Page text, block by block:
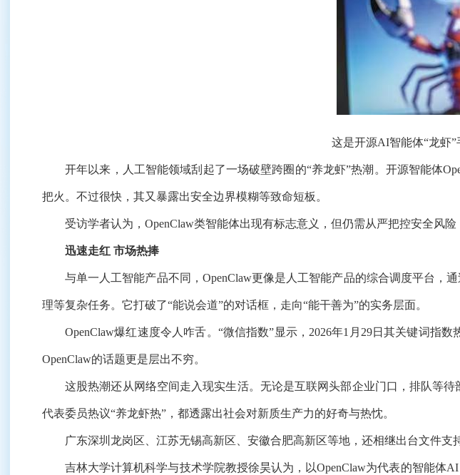
这是开源AI智能体“龙虾”
开年以来，人工智能领域刮起了一场破壁跨圈的“养龙虾”热潮。开源智能体
把火。不过很快，其又暴露出安全边界模糊等致命短板。
受访学者认为，OpenClaw类智能体出现有标志意义，但仍需从严把控安全风险
迅速走红 市场热捧
与单一人工智能产品不同，OpenClaw更像是人工智能产品的综合调度平台，
理等复杂任务。它打破了“能说会道”的对话框，走向“能干善为”的实务层面。
OpenClaw爆红速度令人咋舌。“微信指数”显示，2026年1月29日其关键词指数
OpenClaw的话题更是层出不穷。
这股热潮还从网络空间走入现实生活。无论是互联网头部企业门口，排队等待
代表委员热议“养龙虾热”，都透露出社会对新质生产力的好奇与热忱。
广东深圳龙岗区、江苏无锡高新区、安徽合肥高新区等地，还相继出台文件支
吉林大学计算机科学与技术学院教授徐昊认为，以OpenClaw为代表的智能体